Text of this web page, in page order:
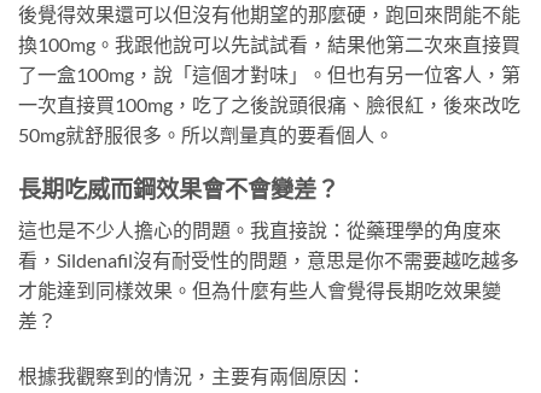
後覺得效果還可以但沒有他期望的那麼硬，跑回來問能不能
換100mg。我跟他說可以先試試看，結果他第二次來直接買
了一盒100mg，說「這個才對味」。但也有另一位客人，第
一次直接買100mg，吃了之後說頭很痛、臉很紅，後來改吃
50mg就舒服很多。所以劑量真的要看個人。
長期吃威而鋼效果會不會變差？
這也是不少人擔心的問題。我直接說：從藥理學的角度來
看，Sildenafil沒有耐受性的問題，意思是你不需要越吃越多
才能達到同樣效果。但為什麼有些人會覺得長期吃效果變
差？
根據我觀察到的情況，主要有兩個原因：